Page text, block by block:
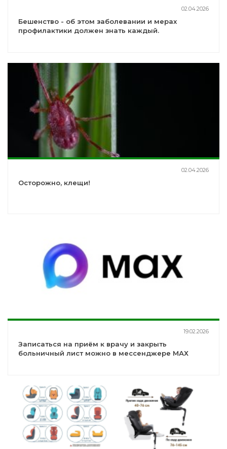
02.04.2026
Бешенство - об этом заболевании и мерах
профилактики должен знать каждый.
02.04.2026
Осторожно, клещи!
19.02.2026
Записаться на приём к врачу и закрыть
больничный лист можно в мессенджере МАХ